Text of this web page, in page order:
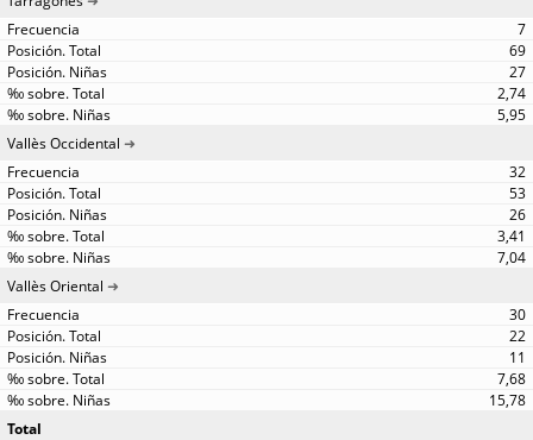
7
69
27
2,74
5,95
Vallès Occidental
32
53
26
3,41
7,04
Vallès Oriental
30
22
11
7,68
15,78
Total